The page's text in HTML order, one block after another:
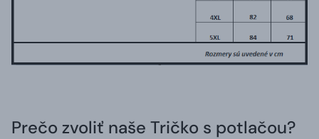
Prečo zvoliť naše Tričko s potlačou?